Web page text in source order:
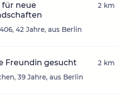
für neue
42 Jahre, aus Berlin
2 km
Freundin gesucht
39 Jahre, aus Berlin
2 km